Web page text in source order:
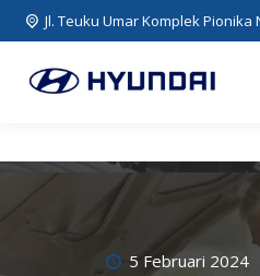
Jl. Teuku Umar Komplek Pionika
5 Februari 2024